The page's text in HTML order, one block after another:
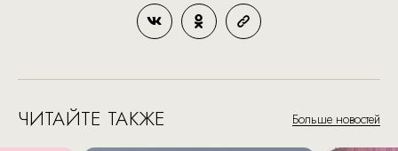
ЧИТАЙТЕ ТАКЖЕ Больше новостей